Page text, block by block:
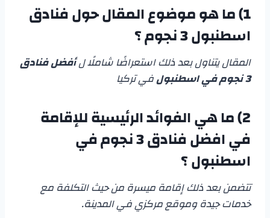
1) ما هو موضوع المقال حول
فنادق
اسطنبول 3 نجوم
؟
المقال يتناول بعد ذلك استعراضًا شاملًا لأفضل فنادق
3 نجوم في اسطنبول
في تركيا
2) ما هي الفوائد الرئيسية للإقامة
في
افضل فنادق 3 نجوم في
اسطنبول؟
تتضمن بعد ذلك إقامة ميسرة من حيث التكلفة مع
خدمات جيدة وموقع مركزي في المدينة.